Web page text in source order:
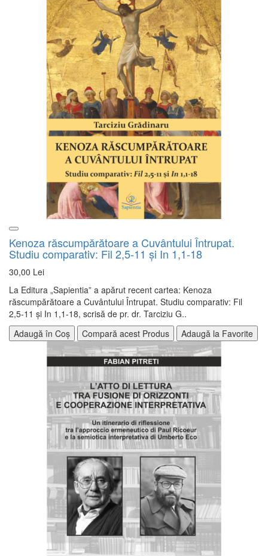
Kenoza răscumpărătoare a Cuvântului Întrupat.
Studiu comparativ: Fil 2,5-11 și In 1,1-18
30,00 Lei
La Editura „Sapientia” a apărut recent cartea: Kenoza
răscumpărătoare a Cuvântului Întrupat. Studiu comparativ: Fil
2,5-11 și In 1,1-18, scrisă de pr. dr. Tarciziu G..
Adaugă în Coș
Compară acest Produs Adaugă la Favorite